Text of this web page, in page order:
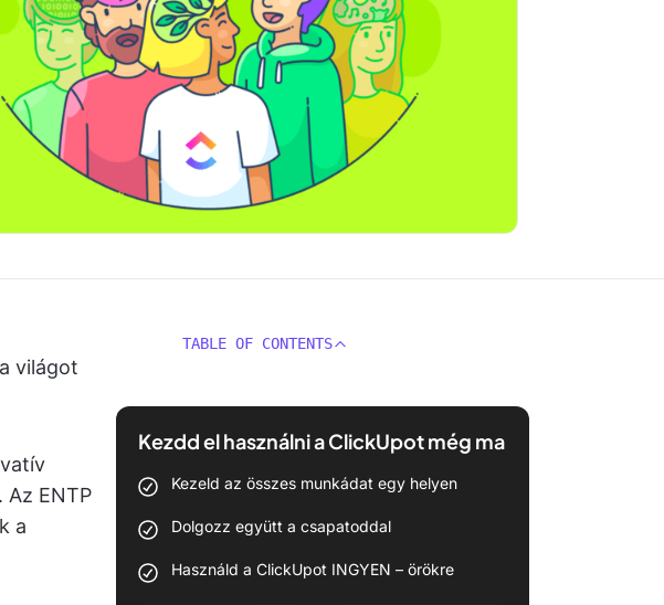
világot
Az ENTP
a
TABLE OF CONTENTS
Kezdd el használni a ClickUpot még ma
Kezeld az összes munkádat egy helyen
Dolgozz együtt a csapatoddal
Használd a ClickUpot INGYEN – örökre